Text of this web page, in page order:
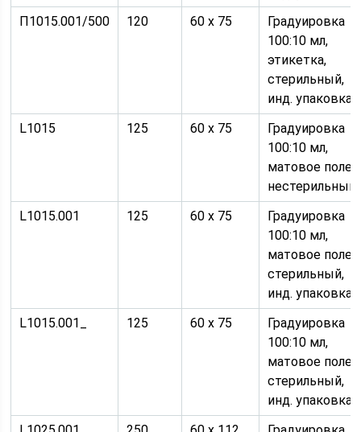
П1015.001/500
120 60 х 75
Градуировка
100:10 мл,
этикетка,
стерильный,
инд. упаковка
L1015
125 60 х 75
Градуировка
100:10 мл,
матовое поле,
нестерильный
L1015.001
125 60 х 75
Градуировка
100:10 мл,
матовое поле,
стерильный,
инд. упаковка
L1015.001_
125 60 х 75
Градуировка
100:10 мл,
матовое поле,
стерильный,
инд. упаковка